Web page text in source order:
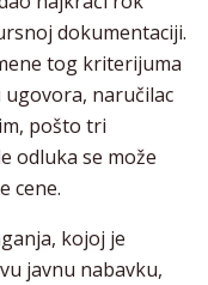
dokumentaciji.
tog kriterijuma
naručilac
pošto tri
odluka se može
cene.
kojoj je
javnu nabavku,